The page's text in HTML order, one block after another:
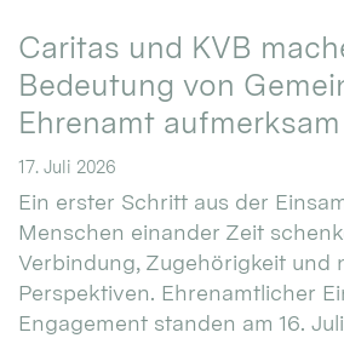
Caritas und KVB
Bedeutung von
Ehrenamt aufmerksam
17. Juli 2026
Ein erster Schritt aus der
Menschen einander Zeit
Verbindung, Zugehörigkeit und
Perspektiven. Ehrenamtlicher
Engagement standen am 16.